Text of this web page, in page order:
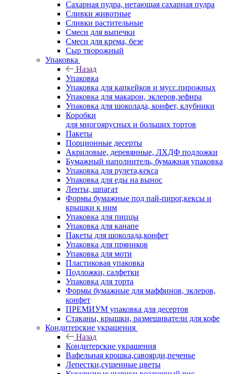
Сахарная пудра, нетающая сахарная пудра
Сливки животные
Сливки растительные
Смеси для выпечки
Смеси для крема, безе
Сыр творожный
Упаковка
Назад
Упаковка
Упаковка для капкейков и мусс.пирожных
Упаковка для макарон, эклеров,зефира
Упаковка для шоколада, конфет, клубники
Коробки
для многоярусных и больших тортов
Пакеты
Порционные десерты
Акриловые, деревянные, ЛХДФ подложки
Бумажный наполнитель, бумажная упаковка
Упаковка для рулета,кекса
Упаковка для еды на вынос
Ленты, шпагат
Формы бумажные под пай-пирог,кексы и
крышки к ним
Упаковка для пиццы
Упаковка для канапе
Пакеты для шоколада,конфет
Упаковка для пряников
Упаковка для моти
Пластиковая упаковка
Подложки, салфетки
Упаковка для торта
Формы бумажные для маффинов, эклеров,
конфет
ПРЕМИУМ упаковка для десертов
Стаканы, крышки, размешиватели для кофе
Кондитерские украшения
Назад
Кондитерские украшения
Вафельная крошка,савоярди,печенье
Лепестки,сушенные цветы